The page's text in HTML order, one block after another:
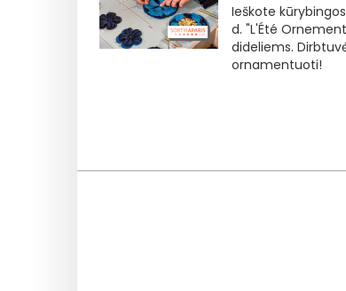
Ieškote
d. "L'Été
dideliems.
ornamentuoti!